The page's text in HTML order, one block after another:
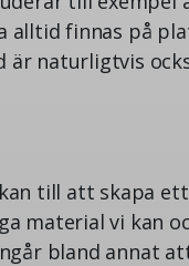
alltid finnas på
är naturligtvis
till att skapa
material vi kan
bland annat